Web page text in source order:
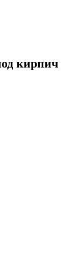
кирпич